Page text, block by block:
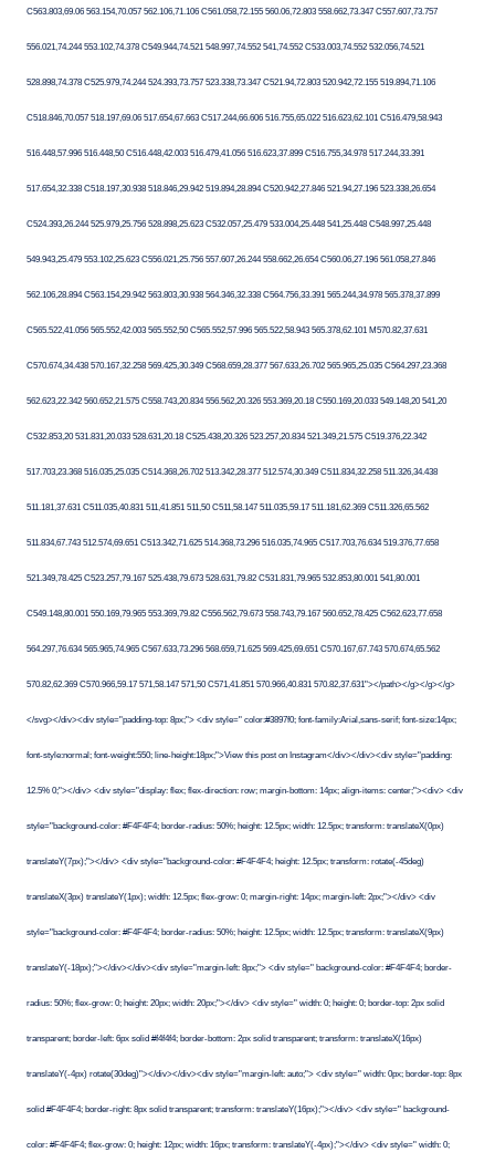
C563.803,69.06 563.154,70.057 562.106,71.106 C561.058,72.155 560.06,72.803 558.662,73.347 C557.607,73.757
556.021,74.244 553.102,74.378 C549.944,74.521 548.997,74.552 541,74.552 C533.003,74.552 532.056,74.521
528.898,74.378 C525.979,74.244 524.393,73.757 523.338,73.347 C521.94,72.803 520.942,72.155 519.894,71.106
C518.846,70.057 518.197,69.06 517.654,67.663 C517.244,66.606 516.755,65.022 516.623,62.101 C516.479,58.943
516.448,57.996 516.448,50 C516.448,42.003 516.479,41.056 516.623,37.899 C516.755,34.978 517.244,33.391
517.654,32.338 C518.197,30.938 518.846,29.942 519.894,28.894 C520.942,27.846 521.94,27.196 523.338,26.654
C524.393,26.244 525.979,25.756 528.898,25.623 C532.057,25.479 533.004,25.448 541,25.448 C548.997,25.448
549.943,25.479 553.102,25.623 C556.021,25.756 557.607,26.244 558.662,26.654 C560.06,27.196 561.058,27.846
562.106,28.894 C563.154,29.942 563.803,30.938 564.346,32.338 C564.756,33.391 565.244,34.978 565.378,37.899
C565.522,41.056 565.552,42.003 565.552,50 C565.552,57.996 565.522,58.943 565.378,62.101 M570.82,37.631
C570.674,34.438 570.167,32.258 569.425,30.349 C568.659,28.377 567.633,26.702 565.965,25.035 C564.297,23.368
562.623,22.342 560.652,21.575 C558.743,20.834 556.562,20.326 553.369,20.18 C550.169,20.033 549.148,20 541,20
C532.853,20 531.831,20.033 528.631,20.18 C525.438,20.326 523.257,20.834 521.349,21.575 C519.376,22.342
517.703,23.368 516.035,25.035 C514.368,26.702 513.342,28.377 512.574,30.349 C511.834,32.258 511.326,34.438
511.181,37.631 C511.035,40.831 511,41.851 511,50 C511,58.147 511.035,59.17 511.181,62.369 C511.326,65.562
511.834,67.743 512.574,69.651 C513.342,71.625 514.368,73.296 516.035,74.965 C517.703,76.634 519.376,77.658
521.349,78.425 C523.257,79.167 525.438,79.673 528.631,79.82 C531.831,79.965 532.853,80.001 541,80.001
C549.148,80.001 550.169,79.965 553.369,79.82 C556.562,79.673 558.743,79.167 560.652,78.425 C562.623,77.658
564.297,76.634 565.965,74.965 C567.633,73.296 568.659,71.625 569.425,69.651 C570.167,67.743 570.674,65.562
570.82,62.369 C570.966,59.17 571,58.147 571,50 C571,41.851 570.966,40.831 570.82,37.631"></path></g></g></g>
</svg></div><div style="padding-top: 8px;"> <div style=" color:#3897f0; font-family:Arial,sans-serif; font-size:14px;
font-style:normal; font-weight:550; line-height:18px;">View this post on Instagram</div></div><div style="padding:
12.5% 0;"></div> <div style="display: flex; flex-direction: row; margin-bottom: 14px; align-items: center;"><div> <div
style="background-color: #F4F4F4; border-radius: 50%; height: 12.5px; width: 12.5px; transform: translateX(0px)
translateY(7px);"></div> <div style="background-color: #F4F4F4; height: 12.5px; transform: rotate(-45deg)
translateX(3px) translateY(1px); width: 12.5px; flex-grow: 0; margin-right: 14px; margin-left: 2px;"></div> <div
style="background-color: #F4F4F4; border-radius: 50%; height: 12.5px; width: 12.5px; transform: translateX(9px)
translateY(-18px);"></div></div><div style="margin-left: 8px;"> <div style=" background-color: #F4F4F4; border-
radius: 50%; flex-grow: 0; height: 20px; width: 20px;"></div> <div style=" width: 0; height: 0; border-top: 2px solid
transparent; border-left: 6px solid #f4f4f4; border-bottom: 2px solid transparent; transform: translateX(16px)
translateY(-4px) rotate(30deg)"></div></div><div style="margin-left: auto;"> <div style=" width: 0px; border-top: 8px
solid #F4F4F4; border-right: 8px solid transparent; transform: translateY(16px);"></div> <div style=" background-
color: #F4F4F4; flex-grow: 0; height: 12px; width: 16px; transform: translateY(-4px);"></div> <div style=" width: 0;